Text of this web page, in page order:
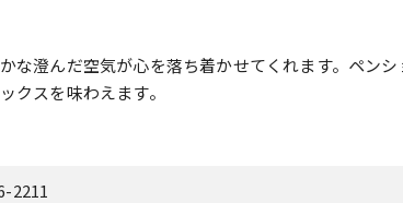
な澄んだ空気が心を落ち着かせてくれます。ペン
クスを味わえます。
2211